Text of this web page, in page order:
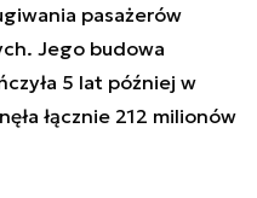
pasażerów
Jego budowa
5 lat później w
łącznie 212 milionów